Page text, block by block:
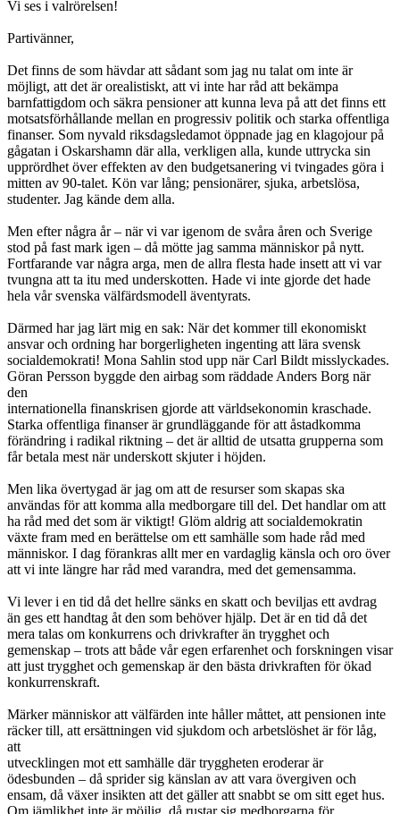
Vi ses i valrörelsen!
Partivänner,
Det finns de som hävdar att sådant som jag nu talat om inte är
möjligt, att det är orealistiskt, att vi inte har råd att bekämpa
barnfattigdom och säkra pensioner att kunna leva på att det finns ett
motsatsförhållande mellan en progressiv politik och starka offentliga
finanser. Som nyvald riksdagsledamot öppnade jag en klagojour på
gågatan i Oskarshamn där alla, verkligen alla, kunde uttrycka sin
upprördhet över effekten av den budgetsanering vi tvingades göra i
mitten av 90-talet. Kön var lång; pensionärer, sjuka, arbetslösa,
studenter. Jag kände dem alla.
Men efter några år – när vi var igenom de svåra åren och Sverige
stod på fast mark igen – då mötte jag samma människor på nytt.
Fortfarande var några arga, men de allra flesta hade insett att vi var
tvungna att ta itu med underskotten. Hade vi inte gjorde det hade
hela vår svenska välfärdsmodell äventyrats.
Därmed har jag lärt mig en sak: När det kommer till ekonomiskt
ansvar och ordning har borgerligheten ingenting att lära svensk
socialdemokrati! Mona Sahlin stod upp när Carl Bildt misslyckades.
Göran Persson byggde den airbag som räddade Anders Borg när
den
internationella finanskrisen gjorde att världsekonomin kraschade.
Starka offentliga finanser är grundläggande för att åstadkomma
förändring i radikal riktning – det är alltid de utsatta grupperna som
får betala mest när underskott skjuter i höjden.
Men lika övertygad är jag om att de resurser som skapas ska
användas för att komma alla medborgare till del. Det handlar om att
ha råd med det som är viktigt! Glöm aldrig att socialdemokratin
växte fram med en berättelse om ett samhälle som hade råd med
människor. I dag förankras allt mer en vardaglig känsla och oro över
att vi inte längre har råd med varandra, med det gemensamma.
Vi lever i en tid då det hellre sänks en skatt och beviljas ett avdrag
än ges ett handtag åt den som behöver hjälp. Det är en tid då det
mera talas om konkurrens och drivkrafter än trygghet och
gemenskap – trots att både vår egen erfarenhet och forskningen visar
att just trygghet och gemenskap är den bästa drivkraften för ökad
konkurrenskraft.
Märker människor att välfärden inte håller måttet, att pensionen inte
räcker till, att ersättningen vid sjukdom och arbetslöshet är för låg,
att
utvecklingen mot ett samhälle där tryggheten eroderar är
ödesbunden – då sprider sig känslan av att vara övergiven och
ensam, då växer insikten att det gäller att snabbt se om sitt eget hus.
Om jämlikhet inte är möjlig, då rustar sig medborgarna för